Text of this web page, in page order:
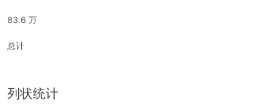
83.6 万
总计
列状统计